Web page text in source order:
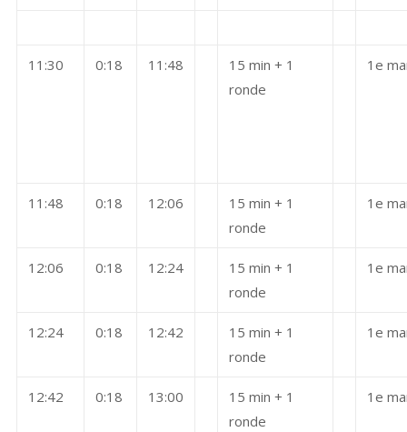
11:30 0:18 11:48
15 min + 1
ronde
1e
11:48 0:18 12:06
15 min + 1
ronde
1e
12:06 0:18 12:24
15 min + 1
ronde
1e
12:24 0:18 12:42
15 min + 1
ronde
1e
12:42 0:18 13:00
15 min + 1
ronde
1e